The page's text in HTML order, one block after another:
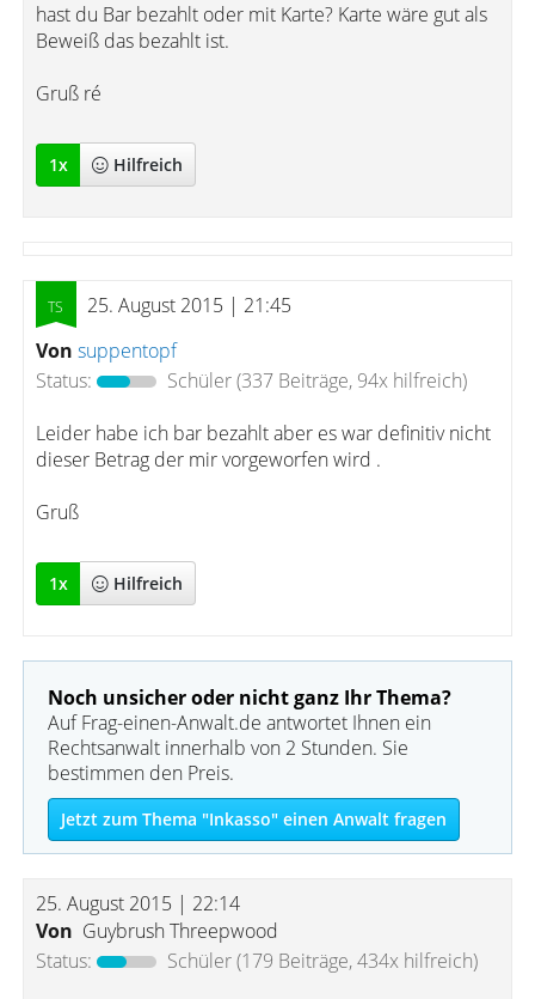
hast du Bar bezahlt oder mit Karte? Karte wäre gut als
Beweiß das bezahlt ist.
Gruß ré
1x Hilfreich
25. August 2015 | 21:45
Von suppentopf
Status:
Schüler(337 Beiträge, 94x hilfreich)
Leider habe ich bar bezahlt aber es war definitiv nicht
dieser Betrag der mir vorgeworfen wird .
Gruß
1x Hilfreich
Noch unsicher oder nicht ganz Ihr Thema?
Auf Frag-einen-Anwalt.de antwortet Ihnen ein
Rechtsanwalt innerhalb von 2 Stunden. Sie
bestimmen den Preis.
Jetzt zum Thema "Inkasso" einen Anwalt fragen
25. August 2015 | 22:14
Von Guybrush Threepwood
Status:
Schüler(179 Beiträge, 434x hilfreich)